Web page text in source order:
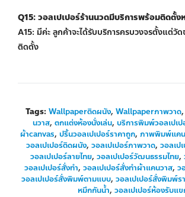
Q15: วอลเปเปอร์ร้านนวดมีบริการพร้อมติดตั้ง
A15: มีค่ะ ลูกค้าจะได้รับบริการครบวงจรตั้งแต่
ติดตั้ง
Tags: Wallpaperติดผนัง, Wallpaperภาพวาด,
นวาส, ตกแต่งห้องนั่งเล่น, บริการพิมพ์วอลเปเ
ผ้าcanvas, ปริ้นวอลเปเปอร์ราคาถูก, ภาพพิมพ์แค
วอลเปเปอร์ติดผนัง, วอลเปเปอร์ภาพวาด, วอลเป
วอลเปเปอร์ลายไทย, วอลเปเปอร์วัฒนธรรมไทย,
วอลเปเปอร์สั่งทำ, วอลเปเปอร์สั่งทำผ้าแคนวาส, ว
วอลเปเปอร์สั่งพิมพ์ตามแบบ, วอลเปเปอร์สั่งพิมพ์ร
หมึกกันน้ำ, วอลเปเปอร์ห้องรับแ